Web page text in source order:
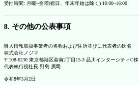
受付時間: 月曜~金曜(祝日、年末年始は除く) 10:00~16:00
8. その他の公表事項
個人情報取扱事業者の名称および住所並びに代表者の氏名
株式会社ノジマ
〒108-6230 東京都港区港南2丁目15-3 品川インターシティC棟
代表執行役社長 野島 廣司
令和8年3月2日